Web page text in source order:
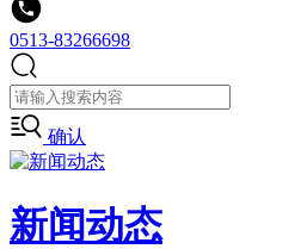
0513-83266698
确认
新闻动态